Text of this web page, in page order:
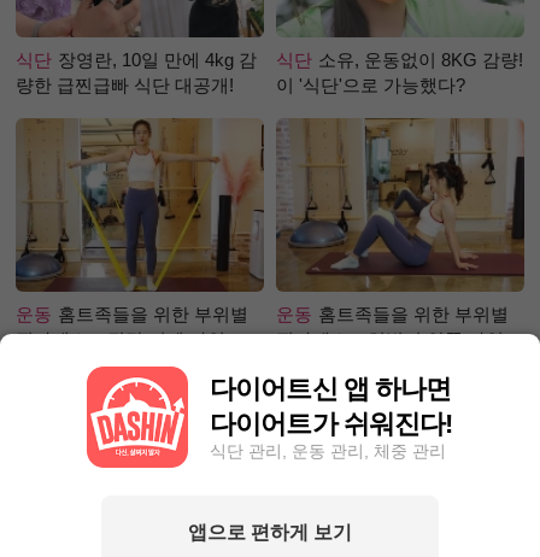
식단 장영란, 10일 만에 4kg 감
량한 급찐급빠 식단 대공개!
식단 소유, 운동없이 8KG 감량!
이 '식단'으로 가능했다?
운동 홈트족들을 위한 부위별
필라테스 – 직각 어깨 라인 만
운동 홈트족들을 위한 부위별
필라테스 – 허벅지 안쪽 라인
다이어트신 앱 하나면
다이어트가 쉬워진다!
식단 관리, 운동 관리, 체중 관리
앱으로 편하게 보기